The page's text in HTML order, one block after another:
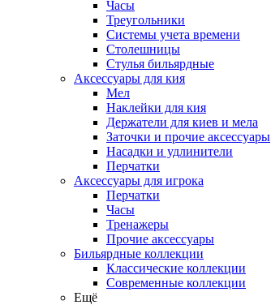
Часы
Треугольники
Системы учета времени
Столешницы
Стулья бильярдные
Аксессуары для кия
Мел
Наклейки для кия
Держатели для киев и мела
Заточки и прочие аксессуары
Насадки и удлинители
Перчатки
Аксессуары для игрока
Перчатки
Часы
Тренажеры
Прочие аксессуары
Бильярдные коллекции
Классические коллекции
Современные коллекции
Ещё